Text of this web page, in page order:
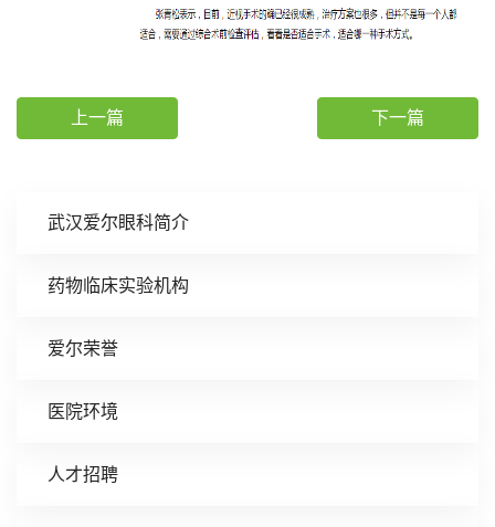
武汉爱尔眼科简介
药物临床实验机构
爱尔荣誉
医院环境
人才招聘
上一篇 下一篇